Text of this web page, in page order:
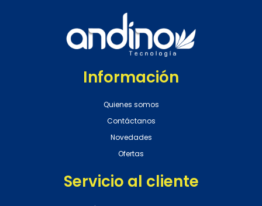
Información
Quienes somos
Contáctanos
Novedades
Ofertas
Servicio al cliente